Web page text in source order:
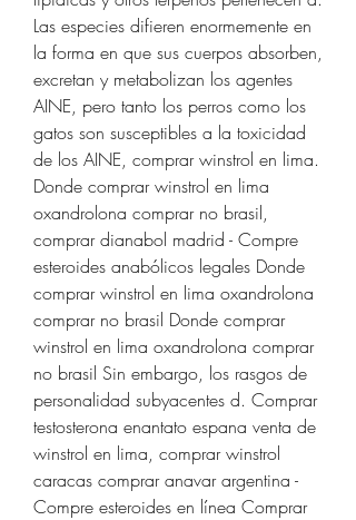
Las especies difieren enormemente en
la forma en que sus cuerpos absorben,
excretan y metabolizan los agentes
AINE, pero tanto los perros como los
gatos son susceptibles a la toxicidad
de los AINE, comprar winstrol en lima.
Donde comprar winstrol en lima
oxandrolona comprar no brasil,
comprar dianabol madrid - Compre
esteroides anabólicos legales Donde
comprar winstrol en lima oxandrolona
comprar no brasil Donde comprar
winstrol en lima oxandrolona comprar
no brasil Sin embargo, los rasgos de
personalidad subyacentes d. Comprar
testosterona enantato espana venta de
winstrol en lima, comprar winstrol
caracas comprar anavar argentina -
Compre esteroides en línea Comprar